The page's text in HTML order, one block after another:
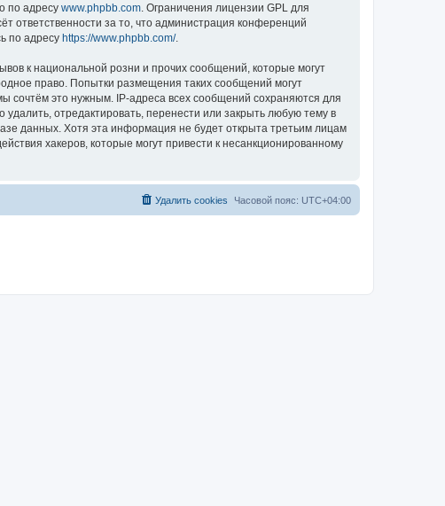
по адресу www.phpbb.com . Ограничения лицензии GPL для
ответственности за то, что администрация конференций
по адресу https://www.phpbb.com/.
к национальной розни и прочих сообщений, которые могут
право. Попытки размещения таких сообщений могут
сочтём это нужным. IP-адреса всех сообщений сохраняются для
отредактировать, перенести или закрыть любую тему в
данных. Хотя эта информация не будет открыта третьим лицам
хакеров, которые могут привести к несанкционированному
Часовой пояс: UTC+04:00
Удалить cookies